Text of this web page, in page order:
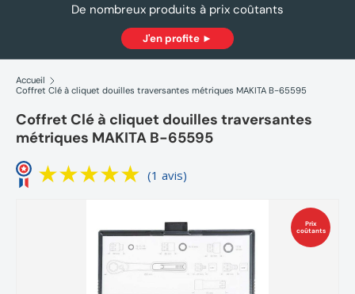
De nombreux produits à prix coûtants
J'en profite ►
Accueil
Coffret Clé à cliquet douilles traversantes métriques MAKITA B-65595
Coffret Clé à cliquet douilles traversantes
métriques MAKITA B-65595
(1 avis)
Prix
coûtants